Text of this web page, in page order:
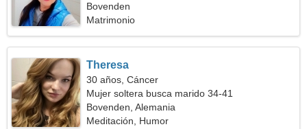
Bovenden
Matrimonio
Theresa
30 años, Cáncer
Mujer soltera busca marido 34-41
Bovenden, Alemania
Meditación, Humor